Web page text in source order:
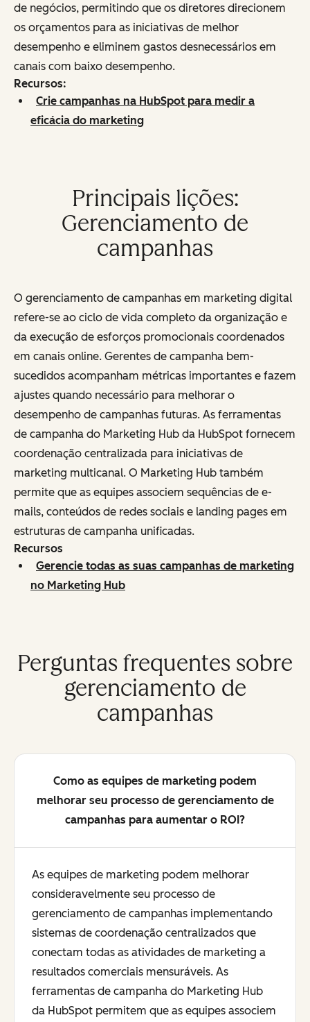
de negócios, permitindo que os diretores direcionem
os orçamentos para as iniciativas de melhor
desempenho e eliminem gastos desnecessários em
canais com baixo desempenho.
Recursos:
Crie campanhas na HubSpot para medir a
eficácia do marketing
Principais lições:
Gerenciamento de
campanhas
O gerenciamento de campanhas em marketing digital
refere-se ao ciclo de vida completo da organização e
da execução de esforços promocionais coordenados
em canais online. Gerentes de campanha bem-
sucedidos acompanham métricas importantes e fazem
ajustes quando necessário para melhorar o
desempenho de campanhas futuras. As ferramentas
de campanha do Marketing Hub da HubSpot fornecem
coordenação centralizada para iniciativas de
marketing multicanal. O Marketing Hub também
permite que as equipes associem sequências de e-
mails, conteúdos de redes sociais e landing pages em
estruturas de campanha unificadas.
Recursos
Gerencie todas as suas campanhas de marketing
no Marketing Hub
Perguntas frequentes sobre
gerenciamento de
campanhas
Como as equipes de marketing podem
melhorar seu processo de gerenciamento de
campanhas para aumentar o ROI?
As equipes de marketing podem melhorar
consideravelmente seu processo de
gerenciamento de campanhas implementando
sistemas de coordenação centralizados que
conectam todas as atividades de marketing a
resultados comerciais mensuráveis. As
ferramentas de campanha do Marketing Hub
da HubSpot permitem que as equipes associem